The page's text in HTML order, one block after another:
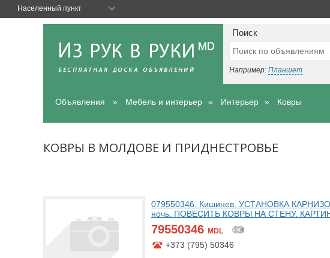
Поиск
Например: Планшет
Объявления Мебель и интерьер Интерьер Ковры
КОВРЫ В МОЛДОВЕ И ПРИДНЕСТРОВЬЕ
079550346. Кишинев. УСТАНОВКА
ночь. ПОВЕСИТЬ КОВРЫ НА СТЕНУ.
79550346 MDL
+373 (795) 50346
Населенный пункт